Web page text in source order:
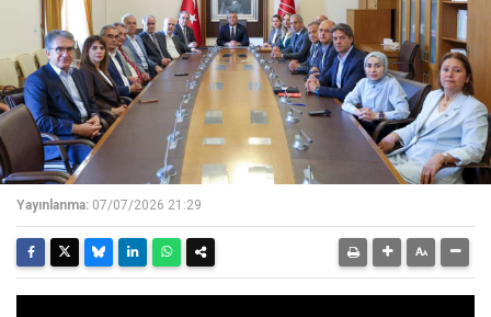
Yayınlanma: 07/07/2026 21:29